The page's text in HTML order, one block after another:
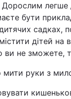
Дорослим легше
бути
садках,
дітей на
ви не зможете,
мити руки з